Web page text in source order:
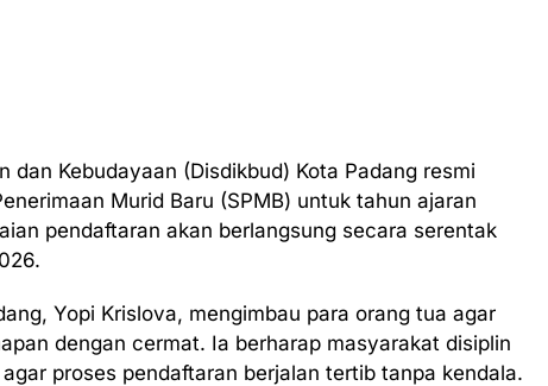
dan Kebudayaan (Disdikbud) Kota Padang resmi
Murid Baru (SPMB) untuk tahun ajaran
pendaftaran akan berlangsung secara serentak
Yopi Krislova, mengimbau para orang tua agar
dengan cermat. Ia berharap masyarakat disiplin
proses pendaftaran berjalan tertib tanpa kendala.